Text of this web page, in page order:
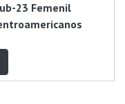
23 Femenil